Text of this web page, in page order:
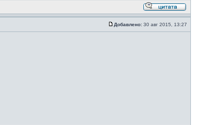
Добавлено: 30 авг 2015, 13:27